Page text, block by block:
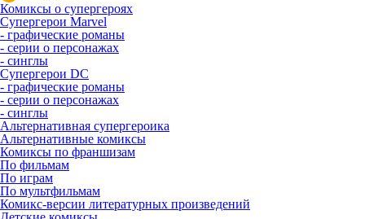
Комиксы о супергероях
Супергерои Marvel
- графические романы
- серии о персонажах
- синглы
Супергерои DC
- графические романы
- серии о персонажах
- синглы
Альтернативная супергероика
Альтернативные комиксы
Комиксы по франшизам
По фильмам
По играм
По мультфильмам
Комикс-версии литературных произведений